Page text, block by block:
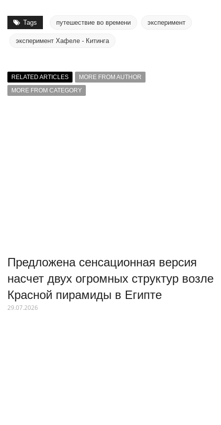
Tags путешествие во времени эксперимент
эксперимент Хафеле - Китинга
RELATED ARTICLES
MORE FROM AUTHOR
MORE FROM CATEGORY
Предложена сенсационная версия
насчет двух огромных структур возле
Красной пирамиды в Египте
29.07.2026